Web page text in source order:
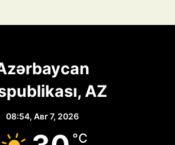
AZ
08:54, Авг 7, 2026
°C